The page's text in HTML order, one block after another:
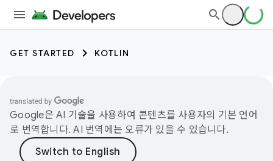
GET STARTED KOTLIN
Google은 AI 기술을 사용하여 콘텐츠를 사용자의 기본 언어
로 번역합니다. AI 번역에는 오류가 있을 수 있습니다.